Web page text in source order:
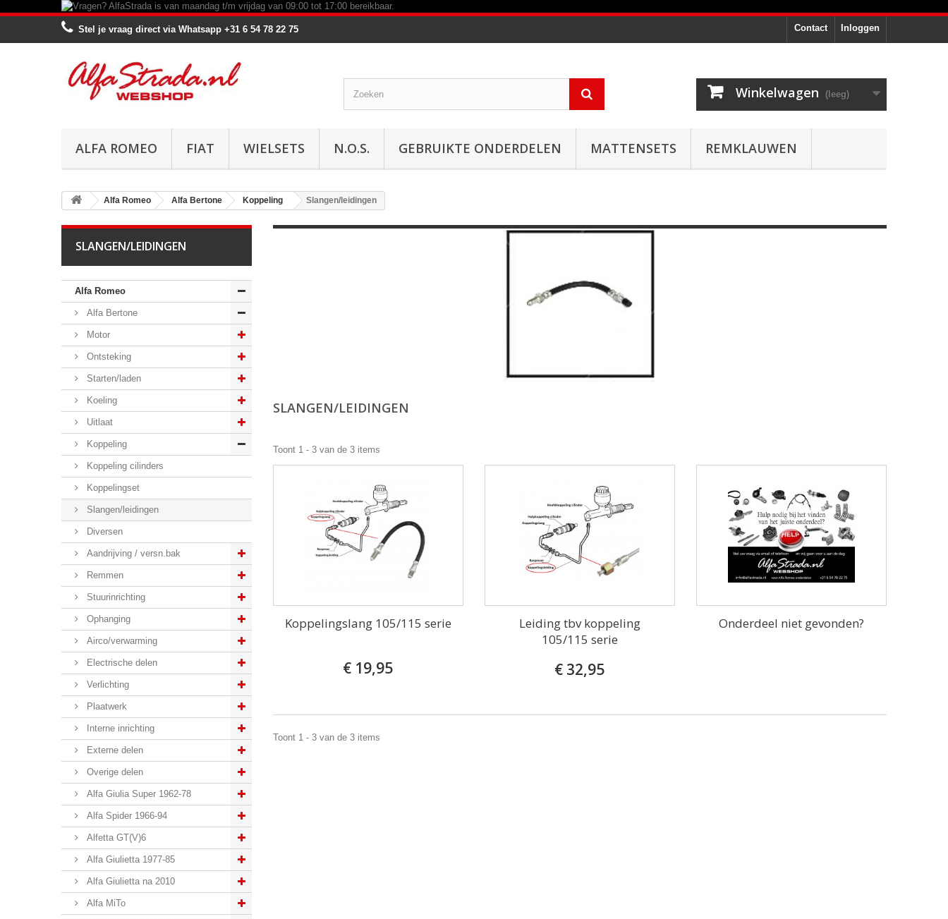
Inloggen
Contact
Stel je vraag direct via Whatsapp +31 6 54 78 22 75
Winkelwagen (leeg)
ALFA ROMEO FIAT WIELSETS N.O.S. GEBRUIKTE ONDERDELEN MATTENSETS REMKLAUWEN
Alfa Romeo Alfa Bertone Koppeling Slangen/leidingen
SLANGEN/LEIDINGEN
Alfa Romeo
Alfa Bertone
Motor
Ontsteking
Starten/laden
Koeling
Uitlaat
Koppeling
Koppeling cilinders
Koppelingset
Slangen/leidingen
Diversen
Aandrijving / versn.bak
Remmen
Stuurinrichting
Ophanging
Airco/verwarming
Electrische delen
Verlichting
Plaatwerk
Interne inrichting
Externe delen
Overige delen
Alfa Giulia Super 1962-78
Alfa Spider 1966-94
Alfetta GT(V)6
Alfa Giulietta 1977-85
Alfa Giulietta na 2010
Alfa MiTo
SLANGEN/LEIDINGEN
Toont 1 - 3 van de 3 items
Koppelingslang 105/115 serie
€ 19,95
Leiding tbv koppeling
105/115 serie
€ 32,95
Onderdeel niet gevonden?
Toont 1 - 3 van de 3 items